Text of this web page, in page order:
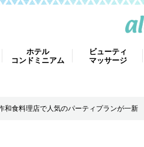
ホテル
コンドミニアム
ビューティ
マッサージ
和食料理店で人気のパーティプランが一新